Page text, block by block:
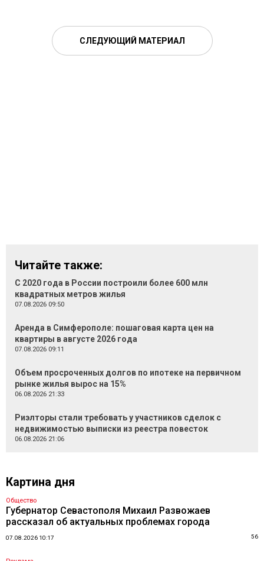
СЛЕДУЮЩИЙ МАТЕРИАЛ
Читайте также:
С 2020 года в России построили более 600 млн
квадратных метров жилья
07.08.2026 09:50
Аренда в Симферополе: пошаговая карта цен на
квартиры в августе 2026 года
07.08.2026 09:11
Объем просроченных долгов по ипотеке на первичном
рынке жилья вырос на 15%
06.08.2026 21:33
Риэлторы стали требовать у участников сделок с
недвижимостью выписки из реестра повесток
06.08.2026 21:06
Картина дня
Общество
Губернатор Севастополя Михаил Развожаев
рассказал об актуальных проблемах города
07.08.2026 10:17 56